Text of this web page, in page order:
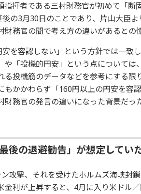
指揮者である三村財務官が初めて「断
の3月30日のことであり、片山大臣
財務官の間で考え方の違いがあるとの
を容認しない」という方針では一致
や「投機的円安」という点について
る投機筋のデータなどを参考にする限
もかかわらず「160円以上の円安を容
財務官の発言の違いになった背景だっ
後の退避勧告」が想定してい
攻撃、それを受けたホルムズ海峡封
金利が上昇すると、4月に入り米ドル